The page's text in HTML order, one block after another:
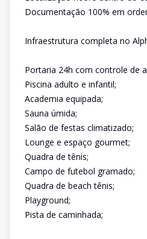
Documentação 100% em
Infraestrutura completa no
Portaria 24h com controle de
Piscina adulto e infantil;
Academia equipada;
Sauna úmida;
Salão de festas climatizado;
Lounge e espaço gourmet;
Quadra de tênis;
Campo de futebol gramado;
Quadra de beach tênis;
Playground;
Pista de caminhada;